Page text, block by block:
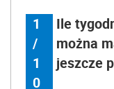
1
/
1
0
Ile
można
jeszcze